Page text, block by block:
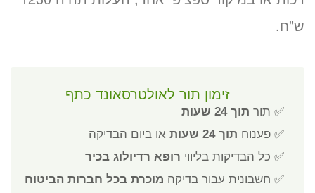
ש”ח.
זימון תור לאולטרסאונד כתף
✅ תור תוך 24 שעות
✅ פענוח תוך 24 שעות
או ביום הבדיקה
✅ כל הבדיקות בליווי רופא רדיולוג בכיר
✅ חשבונית עבור בדיקה מוכרת בכל חברות הביטוח